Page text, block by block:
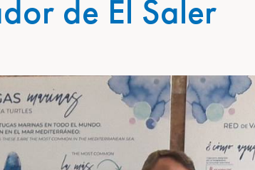
de El Saler